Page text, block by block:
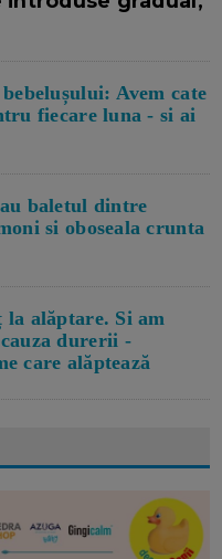
Avem cate
fiecare luna - si ai
baletul dintre
si oboseala crunta
alăptare. Si am
durerii -
care alăptează